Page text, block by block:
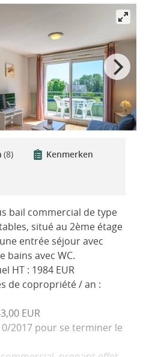
(8)
Kenmerken
bail commercial de type
situé au 2ème étage
entrée séjour avec
bains avec WC.
HT : 1984 EUR
de copropriété / an :
EUR
2017 pour se terminer le